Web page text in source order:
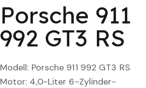
Porsche 911
992 GT3 RS
Modell: Porsche 911 992 GT3 RS
Motor: 4,0-Liter 6-Zylinder-